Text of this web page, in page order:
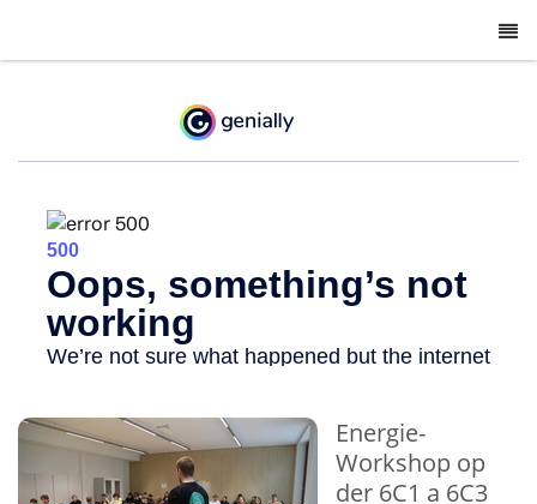
Energie-
Workshop op
der 6C1 a 6C3